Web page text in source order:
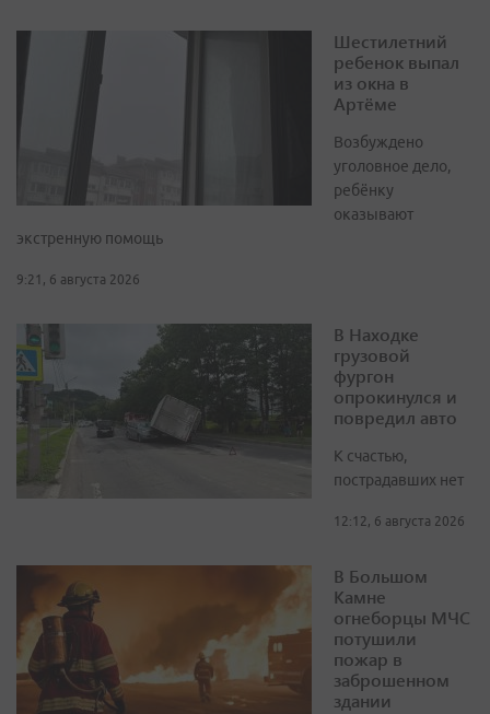
Шестилетний
ребенок выпал
из окна в
Артёме
Возбуждено
уголовное дело,
ребёнку
оказывают
экстренную помощь
9:21, 6 августа 2026
В Находке
грузовой
фургон
опрокинулся и
повредил авто
К счастью,
пострадавших нет
12:12, 6 августа 2026
В Большом
Камне
огнеборцы МЧС
потушили
пожар в
заброшенном
здании